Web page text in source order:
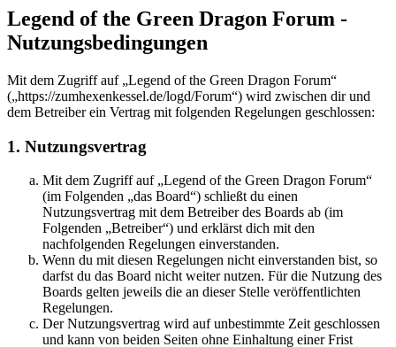
Legend of the Green Dragon Forum -
Nutzungsbedingungen
Mit dem Zugriff auf „Legend of the Green Dragon Forum“
(„https://zumhexenkessel.de/logd/Forum“) wird zwischen dir und
dem Betreiber ein Vertrag mit folgenden Regelungen geschlossen:
1. Nutzungsvertrag
Mit dem Zugriff auf „Legend of the Green Dragon Forum“
(im Folgenden „das Board“) schließt du einen
Nutzungsvertrag mit dem Betreiber des Boards ab (im
Folgenden „Betreiber“) und erklärst dich mit den
nachfolgenden Regelungen einverstanden.
Wenn du mit diesen Regelungen nicht einverstanden bist, so
darfst du das Board nicht weiter nutzen. Für die Nutzung des
Boards gelten jeweils die an dieser Stelle veröffentlichten
Regelungen.
Der Nutzungsvertrag wird auf unbestimmte Zeit geschlossen
und kann von beiden Seiten ohne Einhaltung einer Frist